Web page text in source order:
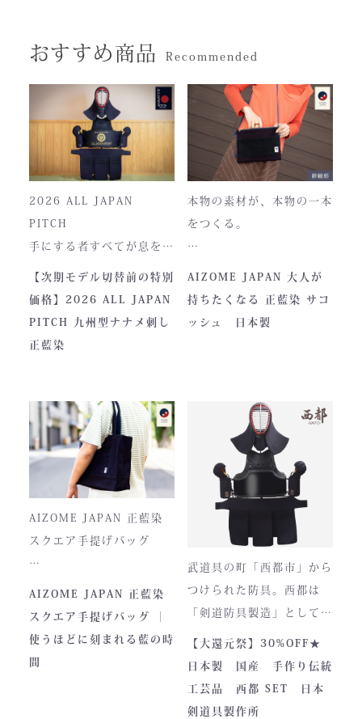
お買い物を続ける カートへ進む
おすすめ商品 Recommended
2026 ALL JAPAN
PITCH
手にする者すべてが息をの
む、現代剣道具の頂点。一
度着けた者にしかわからな
い、“本物”の存在感。ALL
JAPAN PITCHは、全国の
堅牢さ、美しい造形、そし
て驚くほどの機動力。実戦
に必要な「守り」と「動
き」を極限まで高めたこの
一式は、まさに現代剣道具
の完成形と呼ぶにふさわし
い逸品です。余計な装飾を
一切排し、機能美だけを追
求した姿。そこに宿るの
は、全日本武道具が誇
る“実用美”と魂の職人技で
す。
【次期モデル切替前の特別
価格】2026 ALL JAPAN
PITCH 九州型ナナメ刺し
正藍染
本物の素材が、本物の一本
をつくる。
本製品は、日本が誇る伝統
素材「正藍染生地」を使用
し、熊本の製作拠点にて一
正藍染ならではの深みある
色合いは、使い込むほどに
風合いが増し、唯一無二の
存在へと変化。
さらに、熊本の熟練職人に
耐久性を高次元で両立して
います。
AIZOME JAPAN 大人が
持ちたくなる 正藍染 サコ
ッシュ 日本製
AIZOME JAPAN 正藍染
スクエア手提げバッグ
とってもお洒落な和柄の手
提げバッグです。
内側には2つのポケットが
ついております。
AIZOME JAPAN 正藍染
スクエア手提げバッグ ｜
使うほどに刻まれる藍の時
間
武道具の町「西都市」から
つけられた防具。西都は
「剣道防具製造」として町
で卸販売を開始すると瞬く
【大還元祭】30%OFF★
日本製 国産 手作り伝統
工芸品 西都 SET 日本
剣道具製作所